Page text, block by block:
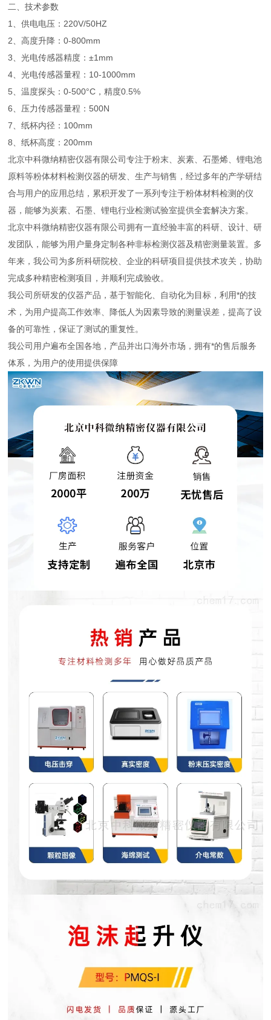
二、技术参数
1、供电电压：220V/50HZ
2、高度升降：0-800mm
3、光电传感器精度：±1mm
4、光电传感器量程：10-1000mm
5、温度探头：0-500°C，精度0.5%
6、压力传感器量程：500N
7、纸杯内径：100mm
8、纸杯高度：200mm
北京中科微纳精密仪器有限公司专注于粉末、炭素、石墨烯、锂电池
原料等粉体材料检测仪器的研发、生产与销售，经过多年的产学研结
合与用户的应用总结，累积开发了一系列专注于粉体材料检测的仪
器，能够为炭素、石墨、锂电行业检测试验室提供全套解决方案。
北京中科微纳精密仪器有限公司拥有一直经验丰富的科研、设计、研
发团队，能够为用户量身定制各种非标检测仪器及精密测量装置。多
年来，我公司为多所科研院校、企业的科研项目提供技术攻关，协助
完成多种精密检测项目，并顺利完成验收。
我公司所研发的仪器产品，基于智能化、自动化为目标，利用*的技
术，为用户提高工作效率、降低人为因素导致的测量误差，提高了设
备的可靠性，保证了测试的重复性。
我公司用户遍布全国各地，产品并出口海外市场，拥有*的售后服务
体系，为用户的使用提供保障